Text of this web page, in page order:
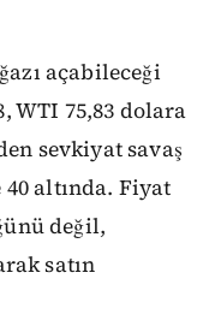
açabileceği
WTI 75,83 dolara
sevkiyat savaş
altında. Fiyat
değil,
satın